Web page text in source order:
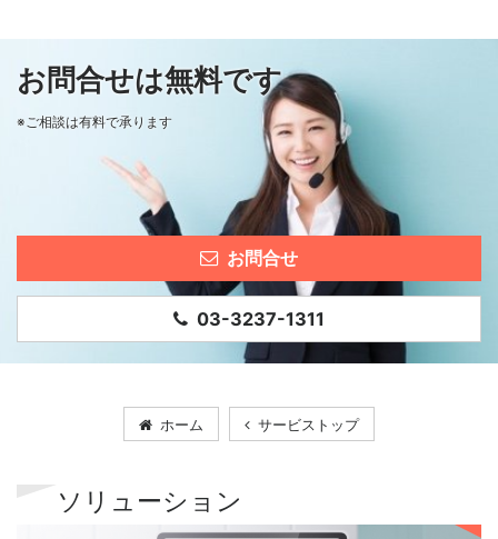
お問合せは無料です
※ご相談は有料で承ります
お問合せ
03-3237-1311
ホーム サービストップ
ソリューション